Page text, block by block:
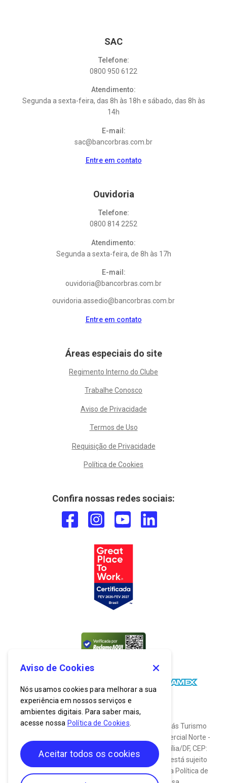
SAC
Telefone:
0800 950 6122
Atendimento:
Segunda a sexta-feira, das 8h às 18h e sábado, das 8h às
14h
E-mail:
sac@bancorbras.com.br
Entre em contato
Ouvidoria
Telefone:
0800 814 2252
Atendimento:
Segunda a sexta-feira, de 8h às 17h
E-mail:
ouvidoria@bancorbras.com.br
ouvidoria.assedio@bancorbras.com.br
Entre em contato
Áreas especiais do site
Regimento Interno do Clube
Trabalhe Conosco
Aviso de Privacidade
Termos de Uso
Requisição de Privacidade
Política de Cookies
Confira nossas redes sociais:
© 2026. Todos os direitos reservados. Bancorbrás Turismo
S.A. CNPJ: 03.635.174/0001-19. End: Setor Comercial Norte -
SCN, Quadra 2, Bloco C, Nº 900, Asa Norte, Brasília/DF, CEP:
70.712-030. O uso do site do Clube Bancorbrás está sujeito
às regras descritas na Política de Privacidade, na Política de
Aviso de Cookies
Nós usamos cookies para melhorar a sua
experiência em nossos serviços e
ambientes digitais. Para saber mais,
acesse nossa Política de Cookies
Aceitar todos os cookies